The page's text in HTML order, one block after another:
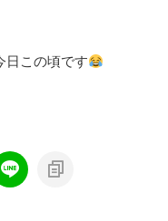
日この頃です